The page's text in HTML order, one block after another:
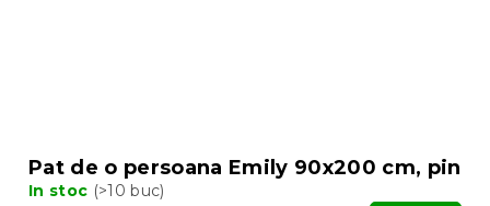
Pat de o persoana Emily 90x200 cm, pin
In stoc (>10 buc)